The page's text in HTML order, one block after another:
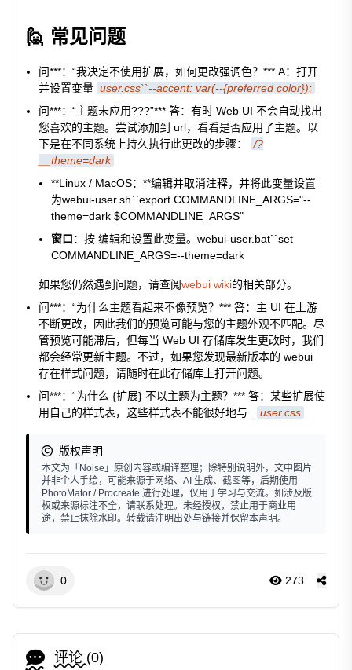
🙋 常见问题
问***：“我决定不使用扩展，如何更改强调色？*** A：打开
并设置变量 user.css``--accent: var(--{preferred color});
问***：“主题未应用???”*** 答：有时 Web UI 不会自动找出
您喜欢的主题。尝试添加到 url，看看是否应用了主题。以
下是在不同系统上持久执行此更改的步骤：
/?
__theme=dark
**Linux / MacOS：**编辑并取消注释，并将此变量设置
为webui-user.sh``export COMMANDLINE_ARGS="--
theme=dark $COMMANDLINE_ARGS"
窗口：按 编辑和设置此变量。 webui-user.bat``set
COMMANDLINE_ARGS=--theme=dark
如果您仍然遇到问题，请查阅webui wiki的相关部分。
问***：“为什么主题看起来不像预览？*** 答：主 UI 在上游
不断更改，因此我们的预览可能与您的主题外观不匹配。尽
管预览可能滞后，但每当 Web UI 存储库发生更改时，我们
都会经常更新主题。不过，如果您发现最新版本的 webui
存在样式问题，请随时在此存储库上打开问题。
问***：“为什么 {扩展} 不以主题为主题？*** 答：某些扩展使
用自己的样式表，这些样式表不能很好地与 .
user.css
版权声明
本文为「Noise」原创内容或编译整理；除特别说明外，文中图片
并非个人手绘，可能来源于网络、AI 生成、截图等，后期使用
PhotoMator / Procreate 进行处理，仅用于学习与交流。如涉及版
权或来源标注不全，请联系处理。未经授权，禁止用于商业用
途，禁止抹除水印。转载请注明出处与链接并保留本声明。
0 273
评论 (0)